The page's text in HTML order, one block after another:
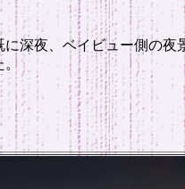
に深夜、ベイビュー側の夜
。